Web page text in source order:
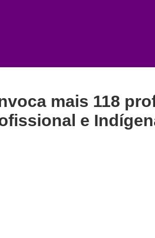
mais 118
e